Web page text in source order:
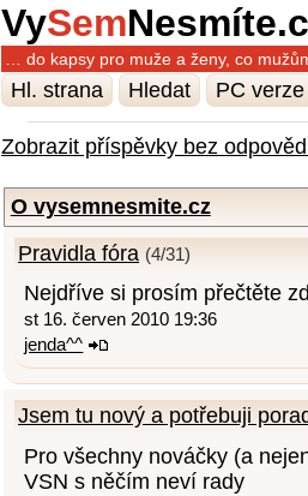
VySem
… do kapsy pro muže a ženy, co
Hl. strana Hledat PC verze
Zobrazit příspěvky bez
O vysemnesmite.cz
Pravidla fóra (4/31)
Nejdříve si prosím přečtěte
st 16. červen 2010 19:36
jenda^^
Jsem tu nový a potřebuji
Pro všechny nováčky (a
VSN s něčím neví rady